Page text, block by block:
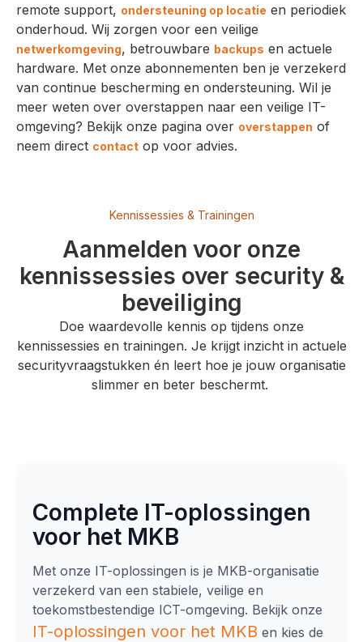
remote support, ondersteuning op locatie en periodiek
onderhoud. Wij zorgen voor een veilige
netwerkomgeving, betrouwbare backups en actuele
hardware. Met onze abonnementen ben je verzekerd
van continue bescherming en ondersteuning. Wil je
meer weten over overstappen naar een veilige IT-
omgeving? Bekijk onze pagina over overstappen of
neem direct contact op voor advies.
Kennissessies & Trainingen
Aanmelden voor onze
kennissessies over security &
beveiliging
Doe waardevolle kennis op tijdens onze
kennissessies en trainingen. Je krijgt inzicht in actuele
securityvraagstukken én leert hoe je jouw organisatie
slimmer en beter beschermt.
Complete IT-oplossingen
voor het MKB
Met onze IT-oplossingen is je MKB-organisatie
verzekerd van een stabiele, veilige en
toekomstbestendige ICT-omgeving. Bekijk onze
IT-oplossingen voor het MKB en kies de